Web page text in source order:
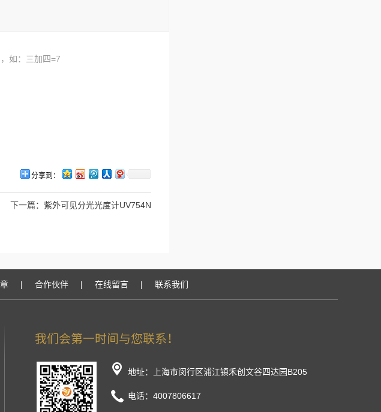
如：三加四=7
分享到：
下一篇： 紫外可见分光光度计UV754N
| 合作伙伴 | 在线留言 | 联系我们
地址：上海市闵行区浦江镇禾创文谷四达园B205
电话：4007806617